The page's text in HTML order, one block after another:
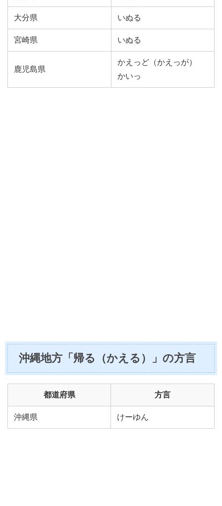
大分県 いぬる
宮崎県 いぬる
鹿児島県
かえっど（かえっが）
かいっ
沖縄地方「帰る（かえる）」の方言
都道府県 方言
沖縄県 けーゆん